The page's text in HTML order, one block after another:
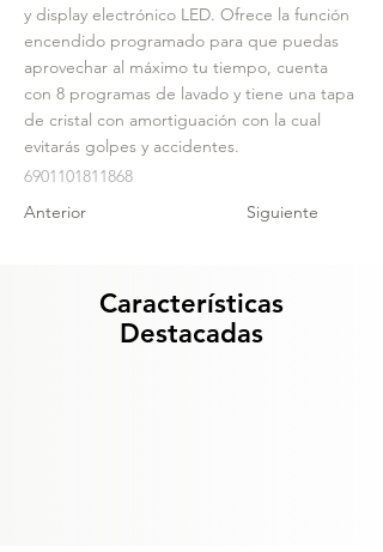
y display electrónico LED. Ofrece la función
encendido programado para que puedas
aprovechar al máximo tu tiempo, cuenta
con 8 programas de lavado y tiene una tapa
de cristal con amortiguación con la cual
evitarás golpes y accidentes.
6901101811868
Anterior
Siguiente
Características
Destacadas